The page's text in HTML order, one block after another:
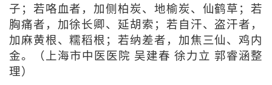
子；若咯血者，加侧柏炭、地榆炭、仙鹤草；若
胸痛者，加徐长卿、延胡索；若自汗、盗汗者，
加麻黄根、糯稻根；若纳差者，加焦三仙、鸡内
金。
（上海市中医医院 吴建春 徐力立 郭睿涵整
理）